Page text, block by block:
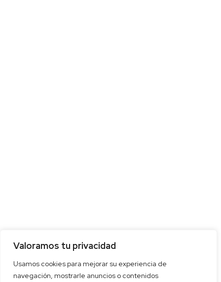
Valoramos tu privacidad
Usamos cookies para mejorar su experiencia de
navegación, mostrarle anuncios o contenidos